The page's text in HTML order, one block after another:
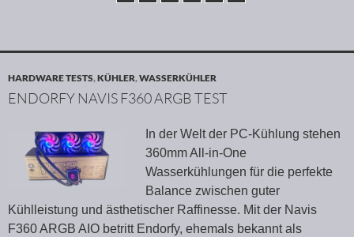
HARDWARE TESTS,KÜHLER,WASSERKÜHLER
ENDORFY NAVIS F360 ARGB TEST
In der Welt der PC-Kühlung stehen
360mm All-in-One
Wasserkühlungen für die perfekte
Balance zwischen guter
Kühlleistung und ästhetischer Raffinesse. Mit der Navis
F360 ARGB AIO betritt Endorfy, ehemals bekannt als